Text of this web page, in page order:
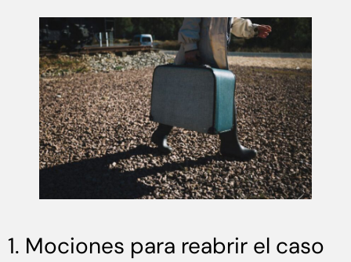
1. Mociones para reabrir el caso